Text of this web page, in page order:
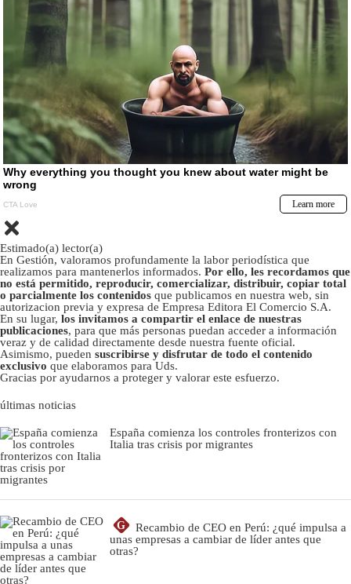
Estimado(a) lector(a)
En Gestión, valoramos profundamente la labor periodística que
realizamos para mantenerlos informados. Por ello, les recordamos que
no está permitido, reproducir, comercializar, distribuir, copiar total
o parcialmente los contenidos que publicamos en nuestra web, sin
autorizacion previa y expresa de Empresa Editora El Comercio S.A.
En su lugar, los invitamos a compartir el enlace de nuestras
publicaciones, para que más personas puedan acceder a información
veraz y de calidad directamente desde nuestra fuente oficial.
Asimismo, pueden suscribirse y disfrutar de todo el contenido
exclusivo que elaboramos para Uds.
Gracias por ayudarnos a proteger y valorar este esfuerzo.
últimas noticias
España comienza los controles fronterizos con
Italia tras crisis por migrantes
G
Recambio de CEO en Perú: ¿qué impulsa a
unas empresas a cambiar de líder antes que
otras?